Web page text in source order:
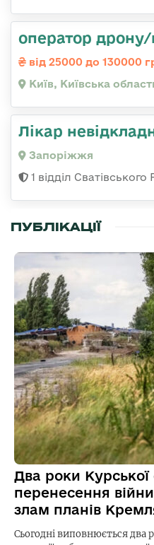
оператор
від 25000 до 130000
Київ, Київська
Лікар
Запоріжжя
1 відділ
ПУБЛІКАЦІЇ
Два роки Курської
перенесення
злам планів
Сьогодні виповнюється два